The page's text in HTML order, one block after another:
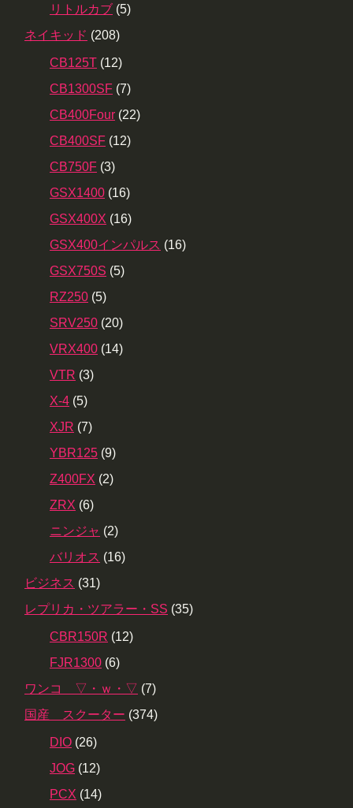
リトルカブ (5)
ネイキッド (208)
CB125T (12)
CB1300SF (7)
CB400Four (22)
CB400SF (12)
CB750F (3)
GSX1400 (16)
GSX400X (16)
GSX400インパルス (16)
GSX750S (5)
RZ250 (5)
SRV250 (20)
VRX400 (14)
VTR (3)
X-4 (5)
XJR (7)
YBR125 (9)
Z400FX (2)
ZRX (6)
ニンジャ (2)
バリオス (16)
ビジネス (31)
レプリカ・ツアラー・SS (35)
CBR150R (12)
FJR1300 (6)
ワンコ ▽・ｗ・▽ (7)
国産 スクーター (374)
DIO (26)
JOG (12)
PCX (14)